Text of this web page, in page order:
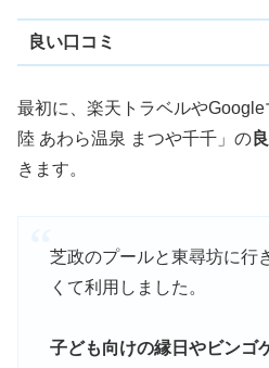
良い口コミ
最初に、楽天トラベルや
陸 あわら温泉 まつや千千」の
きます。
芝政のプールと東尋坊に行
くて利用しました。
子ども向けの縁日やビンゴ